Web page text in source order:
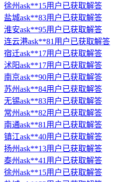
徐州ask**15用户已获取解答
盐城ask**83用户已获取解答
淮安ask**95用户已获取解答
连云港ask**81用户已获取解答
宿迁ask**17用户已获取解答
沭阳ask**17用户已获取解答
南京ask**90用户已获取解答
苏州ask**84用户已获取解答
无锡ask**83用户已获取解答
常州ask**82用户已获取解答
南通ask**81用户已获取解答
镇江ask**40用户已获取解答
扬州ask**13用户已获取解答
泰州ask**41用户已获取解答
徐州ask**15用户已获取解答